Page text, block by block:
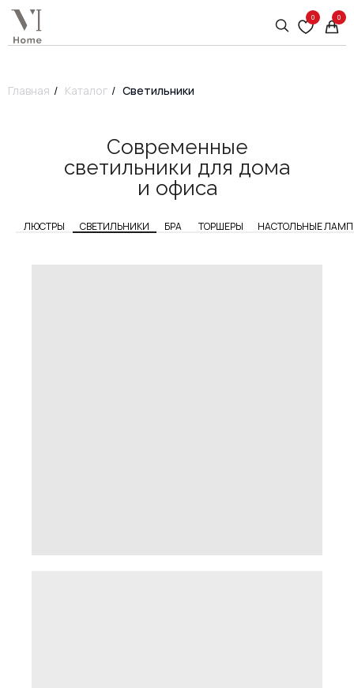
0 0
Главная / Каталог / Светильники
Современные
светильники для дома
и офиса
ЛЮСТРЫ СВЕТИЛЬНИКИ БРА ТОРШЕРЫ НАСТОЛЬНЫЕ